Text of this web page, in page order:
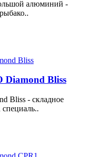
алюминий -
Diamond Bliss
Bliss - складное